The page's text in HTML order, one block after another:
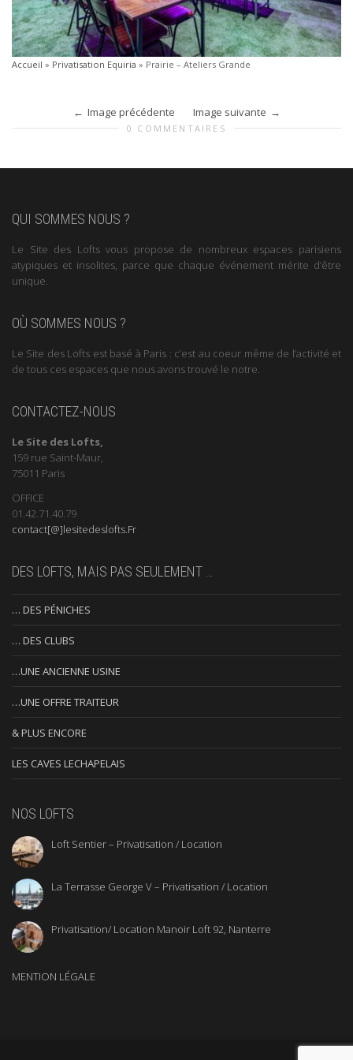
Accueil » Privatisation Equiria » Prairie – Ateliers Grande
Image précédente Image suivante
0 COMMENTAIRES
QUI SOMMES NOUS ?
Le Site des Lofts vous propose de nombreux espaces parisiens
atypiques et insolites, parce que chaque événement mérite d’être
unique.
OÙ SOMMES NOUS ?
Le Site des Lofts est basé à Paris : c’est au coeur même de l’activité et
de tous ces espaces que nous avons trouvé le notre.
CONTACTEZ-NOUS
Le Site des Lofts,
159 rue Saint-Maur,
75011 Paris
OFFICE
01.42.71.40.79
contact[@]lesitedeslofts.Fr
DES LOFTS, MAIS PAS SEULEMENT …
… DES PÉNICHES
… DES CLUBS
…UNE ANCIENNE USINE
…UNE OFFRE TRAITEUR
& PLUS ENCORE
LES CAVES LECHAPELAIS
NOS LOFTS
Loft Sentier – Privatisation / Location
La Terrasse George V – Privatisation / Location
Privatisation/ Location Manoir Loft 92, Nanterre
MENTION LÉGALE